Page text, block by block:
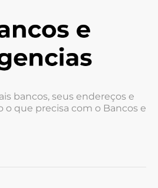
bancos, seus endereços e
o que precisa com o Bancos e